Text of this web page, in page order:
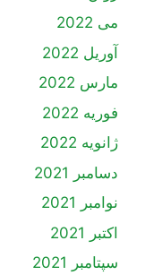
می 2022
آوریل 2022
مارس 2022
فوریه 2022
ژانویه 2022
دسامبر 2021
نوامبر 2021
اکتبر 2021
سپتامبر 2021